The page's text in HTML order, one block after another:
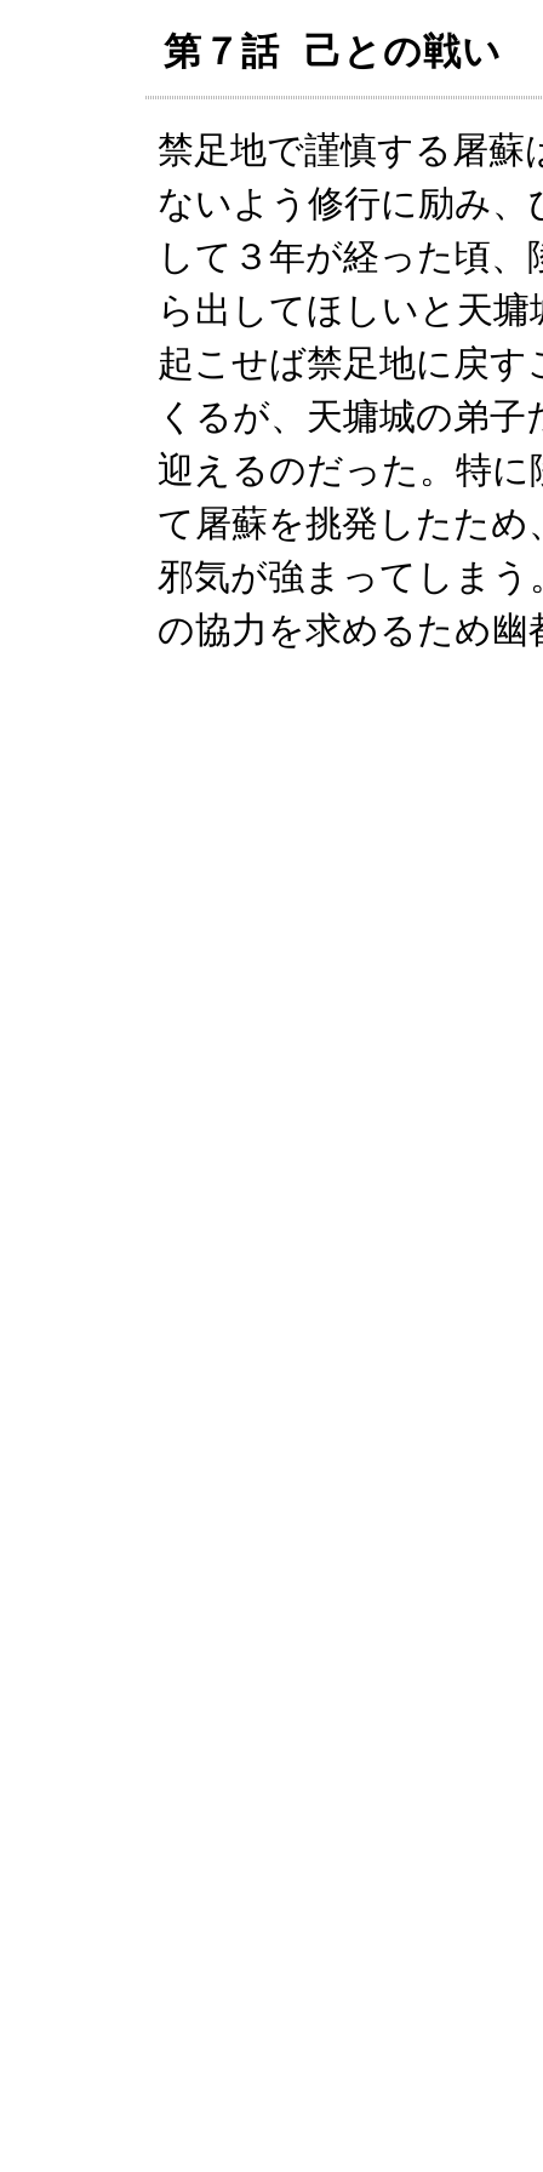
第７話 己との戦い
禁足地で謹慎する屠蘇
ないよう修行に励み
して３年が経った頃
ら出してほしいと天
起こせば禁足地に戻
くるが、天墉城の弟
迎えるのだった。特
て屠蘇を挑発したた
邪気が強まってしま
の協力を求めるため幽